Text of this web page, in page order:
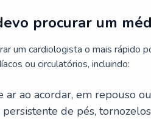
procurar um
um cardiologista o mais rápido
ou circulatórios, incluindo:
ar ao acordar, em repouso
persistente de pés,